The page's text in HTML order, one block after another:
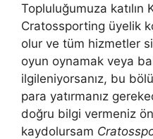
Topluluğumuza katılın
Cratossporting üyelik
olur ve tüm hizmetler
oyun oynamak veya
ilgileniyorsanız, bu
para yatırmanız
doğru bilgi vermeniz
kaydolursam